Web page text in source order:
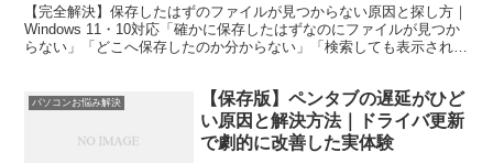
【完全解決】保存したはずのファイルが見つからない原因と探し方｜
Windows 11・10対応「確かに保存したはずなのにファイルが見つか
らない」「どこへ保存したのか分からない」「検索しても表示されな
パソコンお悩み解決
【保存版】ペンタブの遅延がひど
い原因と解決方法｜ドライバ更新
で劇的に改善した実体験